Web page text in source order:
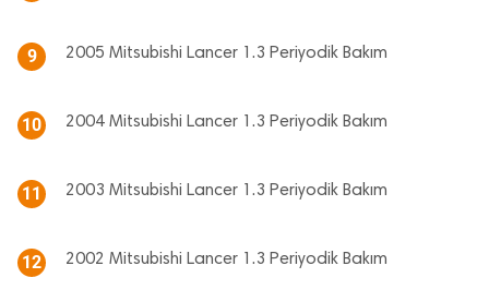
9 2005 Mitsubishi Lancer 1.3 Periyodik Bakım
10 2004 Mitsubishi Lancer 1.3 Periyodik Bakım
11 2003 Mitsubishi Lancer 1.3 Periyodik Bakım
12 2002 Mitsubishi Lancer 1.3 Periyodik Bakım